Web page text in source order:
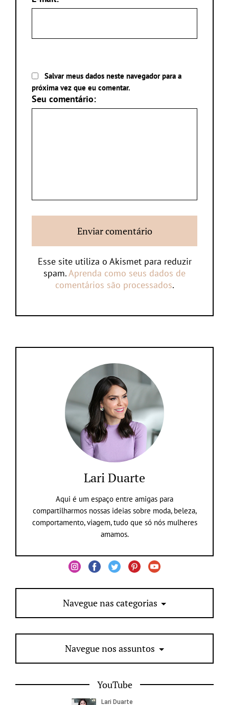
Salvar meus dados neste navegador para a
próxima vez que eu comentar.
Seu comentário:
Esse site utiliza o Akismet para reduzir
spam.Aprenda como seus dados de
comentários são processados.
Lari Duarte
Aqui é um espaço entre amigas para
compartilharmos nossas ideias sobre moda, beleza,
comportamento, viagem, tudo que só nós mulheres
amamos.
Navegue nas categorias
Navegue nos assuntos
YouTube